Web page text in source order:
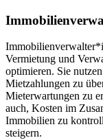
Vermietung und
optimieren. Sie
Mietzahlungen zu
Mieterwartungen zu
auch, Kosten im
Immobilien zu
steigern.